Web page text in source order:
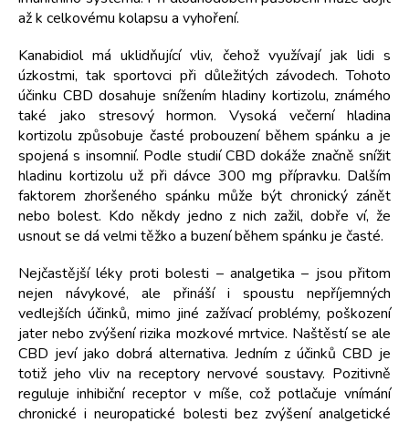
až k celkovému kolapsu a vyhoření.
Kanabidiol má uklidňující vliv, čehož využívají jak lidi s
úzkostmi, tak sportovci při důležitých závodech. Tohoto
účinku CBD dosahuje snížením hladiny kortizolu, známého
také jako stresový hormon. Vysoká večerní hladina
kortizolu způsobuje časté probouzení během spánku a je
spojená s insomnií. Podle studií CBD dokáže značně snížit
hladinu kortizolu už při dávce 300 mg přípravku. Dalším
faktorem zhoršeného spánku může být chronický zánět
nebo bolest. Kdo někdy jedno z nich zažil, dobře ví, že
usnout se dá velmi těžko a buzení během spánku je časté.
Nejčastější léky proti bolesti – analgetika – jsou přitom
nejen návykové, ale přináší i spoustu nepříjemných
vedlejších účinků, mimo jiné zažívací problémy, poškození
jater nebo zvýšení rizika mozkové mrtvice. Naštěstí se ale
CBD jeví jako dobrá alternativa. Jedním z účinků CBD je
totiž jeho vliv na receptory nervové soustavy. Pozitivně
reguluje inhibiční receptor v míše, což potlačuje vnímání
chronické i neuropatické bolesti bez zvýšení analgetické